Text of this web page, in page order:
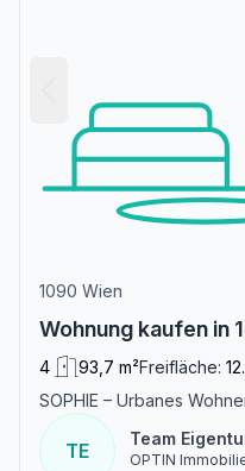
1090 Wien
Wohnung kaufen in
4 93,7 m²Freifläche:
SOPHIE – Urbanes
TE
Team
OPTIN